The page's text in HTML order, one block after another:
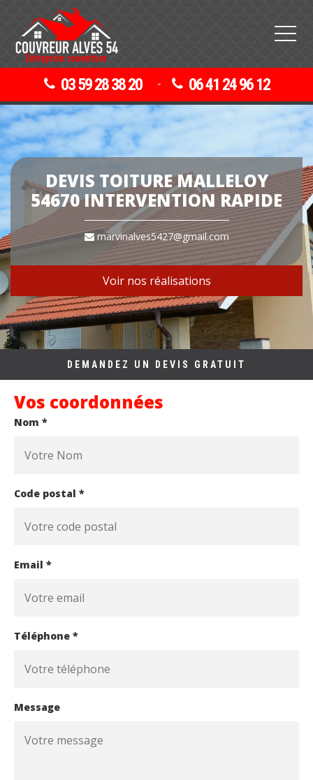
03 59 28 38 20 - 06 41 24 96 12
DEVIS TOITURE MALLELOY
54670 INTERVENTION RAPIDE
marvinalves5427@gmail.com
Voir nos réalisations
DEMANDEZ UN DEVIS GRATUIT
Vos coordonnées
Nom *
Code postal *
Email *
Téléphone *
Message